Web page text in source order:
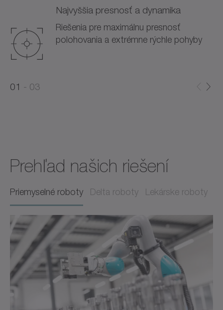
Najvyššia presnosť a dynamika
Riešenia pre maximálnu presnosť
polohovania a extrémne rýchle pohyby
01
03
Prehľad našich riešení
Priemyselné roboty Delta roboty Lekárske roboty